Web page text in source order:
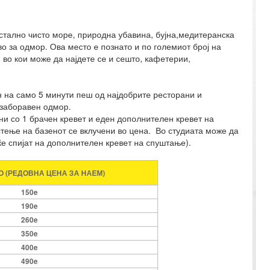
чисто море, природна убавина, бујна,медитеранска
за одмор. Ова место е познато и по големиот број на
кои може да најдете се и сешто, кафетерии,
на само 5 минути пеш од најдобрите ресторани и
одмор.
1 брачен кревет и еден дополнителен кревет на
на базенот се вклучени во цена. Во студиата може да
спијат на дополнителен кревет на спуштање).
(РЕДОВНА ЦЕНА ЗА НАЕМ)
150e
190e
260e
350e
400e
490e